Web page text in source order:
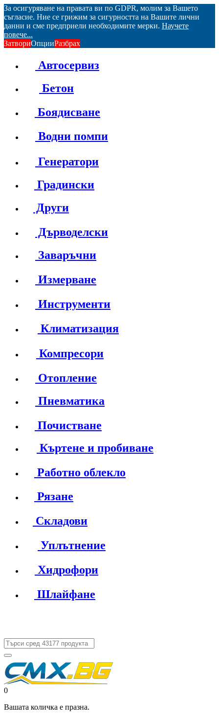
За осигуряване на правата ви по GDPR, молим за Вашето
съгласие. Ние се грижим за сигурността на Вашите лични
данни и сме предприели необходимите мерки. Научете
повече...
ЗатвориОпцииРазбрах
Автосервиз
Бетон
Боядисване
Водни помпи
Генератори
Градински
Други
Дърводелски
Заваръчни
Измерване
Инструменти
Климатизация
Компресори
Отопление
Пневматика
Почистване
Къртене и пробиване
Работно облекло
Рязане
Складови
Уплътнение
Хидрофори
Шлайфане
0
Вашата количка е празна.